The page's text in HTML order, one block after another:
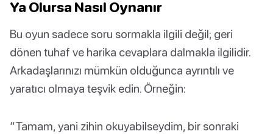
Ya Olursa Nasıl Oynanır
Bu oyun sadece soru sormakla ilgili değil; geri
dönen tuhaf ve harika cevaplara dalmakla ilgilidir.
Arkadaşlarınızı mümkün olduğunca ayrıntılı ve
yaratıcı olmaya teşvik edin. Örneğin:
“Tamam, yani zihin okuyabilseydim, bir sonraki